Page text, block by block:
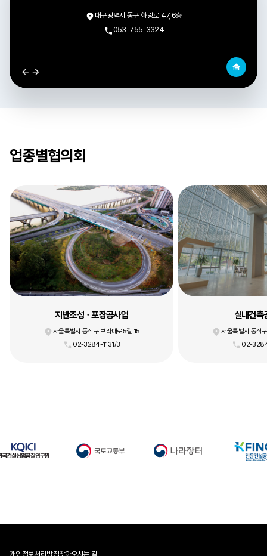
대구광역시 동구 화랑로 47, 6층
053-755-3324
업종별협의회
지반조성ㆍ포장공사업
서울특별시 동작구 보라매로5길 15
02-3284-1131/3
실내건축
서울특별시 동작
02-
개인정보처리방침찾아오시는 길